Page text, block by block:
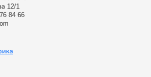
12/1
84 66